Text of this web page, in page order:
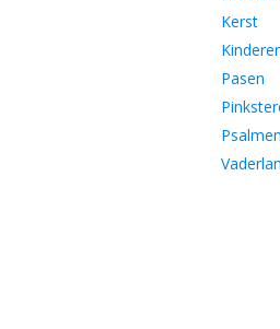
Kerst
Pasen
Psalmen